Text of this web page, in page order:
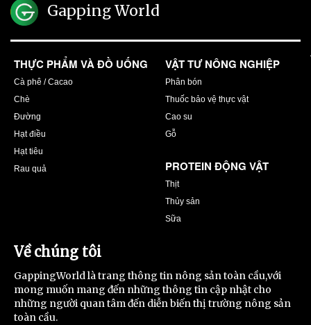
Gapping World
THỰC PHẨM VÀ ĐỒ UỐNG
Cà phê / Cacao
Chè
Đường
Hạt điều
Hạt tiêu
Rau quả
VẬT TƯ NÔNG NGHIỆP
Phân bón
Thuốc bảo vệ thực vật
Cao su
Gỗ
PROTEIN ĐỘNG VẬT
Thịt
Thủy sản
Sữa
Về chúng tôi
GappingWorld là trang thông tin nông sản toàn cầu,với
mong muốn mang đến những thông tin cập nhật cho
những người quan tâm đến diễn biến thị trường nông sản
toàn cầu.